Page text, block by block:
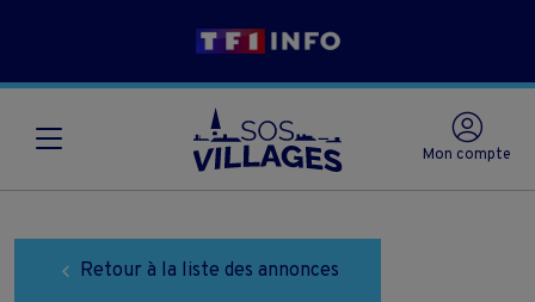
Mon compte
Retour à la liste des annonces